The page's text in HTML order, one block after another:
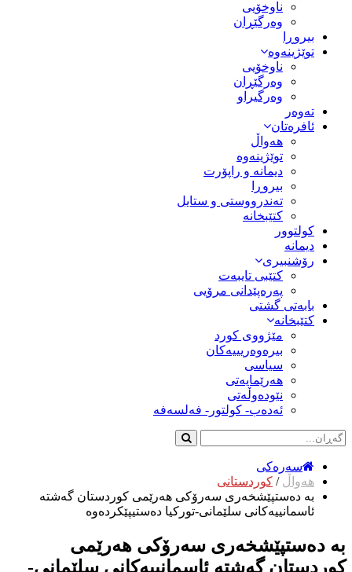
ناوخۆیی
وەرگێڕان
بیروڕا
توێژینەوە
ناوخۆیی
وەرگێڕان
وەرگیراو
تەوەر
ئافرەتان
هەواڵ
توێژینەوە
دیمانە و راپۆرت
بیروڕا
تەندرووستی و ستایل
کتێبخانە
کولتوور
دیمانە
رۆشنبیری
کتێبی تایبەت
پەرەپێدانی مرۆیی
بابەتی گشتی
کتێبخانە
مێژووى کورد
بیرەوەریییەکان
سیاسى
هەرێمایەتی
نێودەوڵەتی
ئەدەب- کولتور- فەلسەفە
سەرەکی
هەواڵ / کوردستانی
بە دەستپێشخەری سەرۆکی هەرێمی کوردستان گەشتە
ئاسمانییەکانی سلێمانی-تورکیا دەستیپێکردەوە
بە دەستپێشخەری سەرۆکی هەرێمی
کوردستان گەشتە ئاسمانییەکانی سلێمانی-